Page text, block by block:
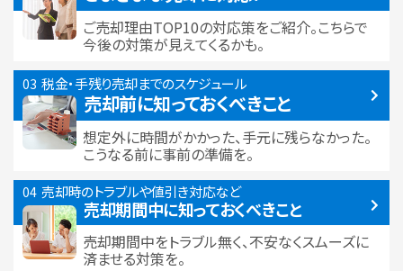
ご売却理由TOP10の対応策をご紹介。こちらで
今後の対策が見えてくるかも。
税金・手残り売却までのスケジュール
売却前に知っておくべきこと
想定外に時間がかかった、手元に残らなかった。
こうなる前に事前の準備を。
売却時のトラブルや値引き対応など
売却期間中に知っておくべきこと
売却期間中をトラブル無く、不安なくスムーズに
済ませる対策を。